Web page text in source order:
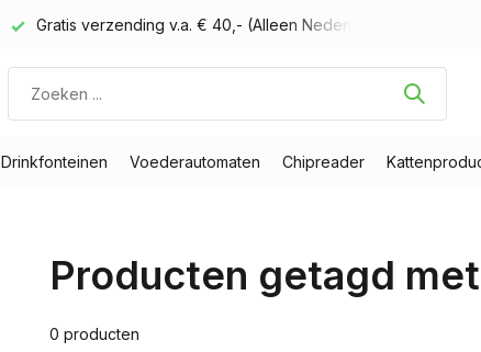
Gratis verzending v.a. € 40,- (Alleen Nederland)
Drinkfonteinen Voederautomaten Chipreader
Producten getagd
0 producten